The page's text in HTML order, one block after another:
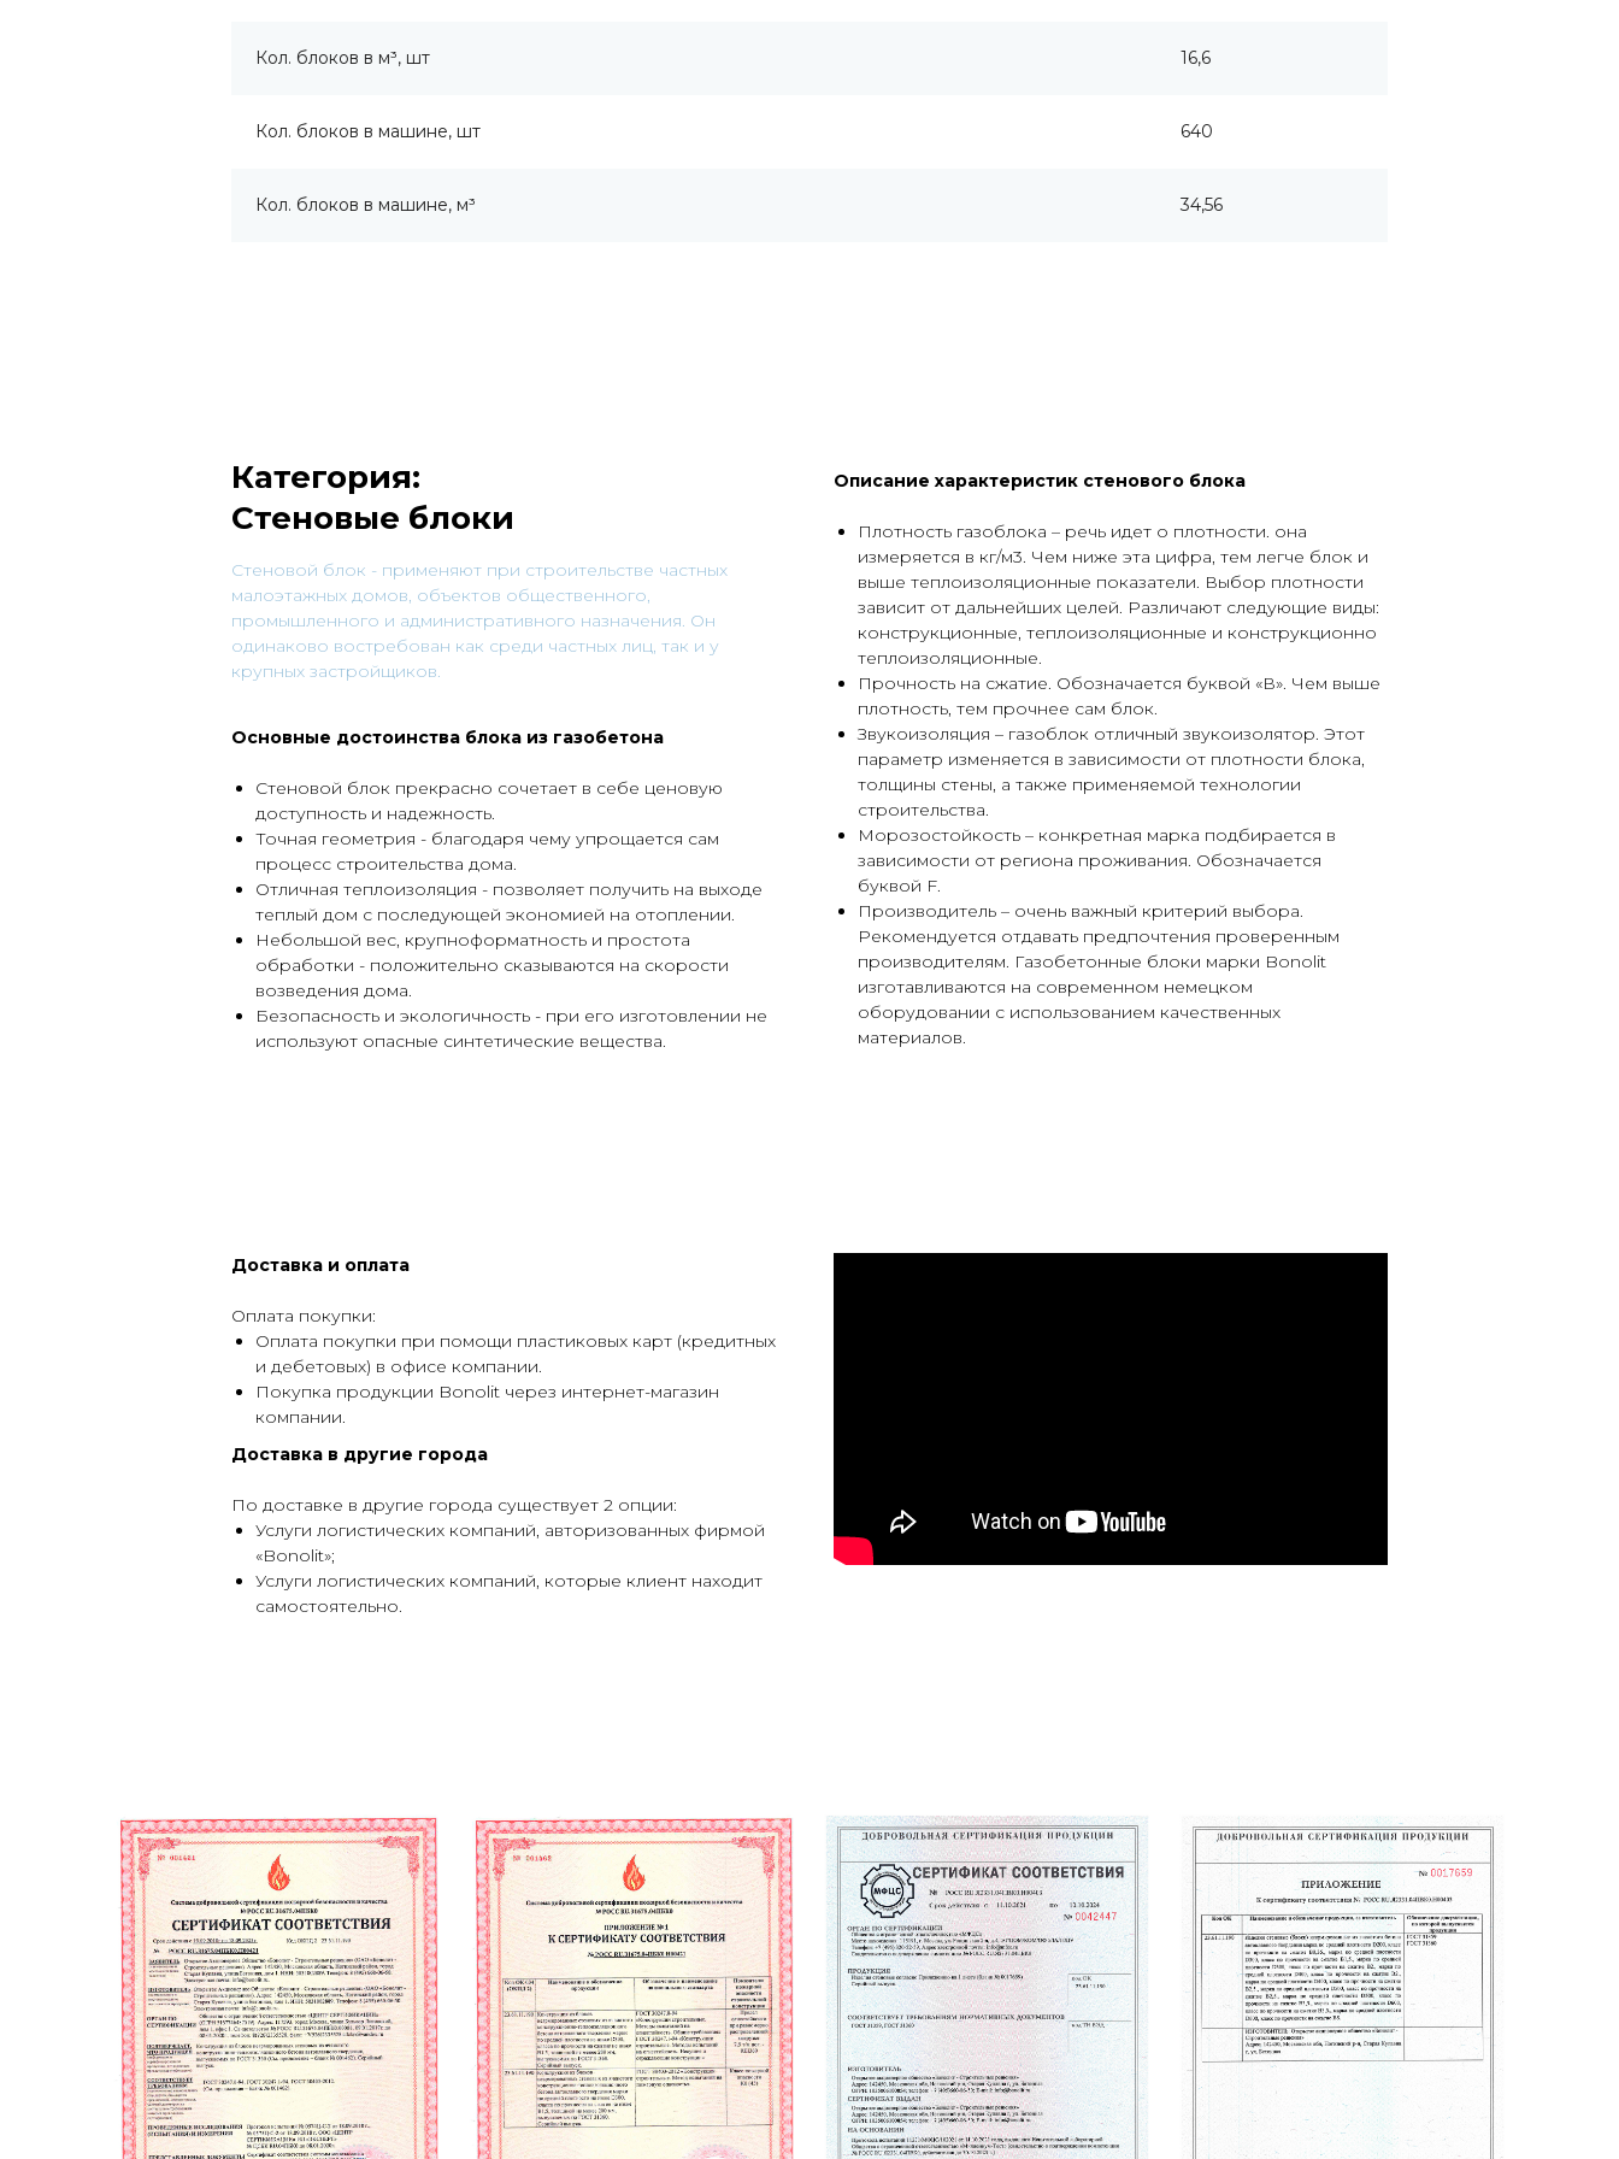
Кол. блоков в м³, шт 16,6
Кол. блоков в машине, шт 640
Кол. блоков в машине, м³ 34,56
Категория:
Стеновые блоки
Cтеновой блок - применяют при строительстве частных
малоэтажных домов, объектов общественного,
промышленного и административного назначения. Он
одинаково востребован как среди частных лиц, так и у
крупных застройщиков.
Основные достоинства блока из газобетона
Стеновой блок прекрасно сочетает в себе ценовую
доступность и надежность.
Точная геометрия - благодаря чему упрощается сам
процесс строительства дома.
Отличная теплоизоляция - позволяет получить на выходе
теплый дом с последующей экономией на отоплении.
Небольшой вес, крупноформатность и простота
обработки - положительно сказываются на скорости
возведения дома.
Безопасность и экологичность - при его изготовлении не
используют опасные синтетические вещества.
Описание характеристик стенового блока
Плотность газоблока – речь идет о плотности. она
измеряется в кг/м3. Чем ниже эта цифра, тем легче блок и
выше теплоизоляционные показатели. Выбор плотности
зависит от дальнейших целей. Различают следующие виды:
конструкционные, теплоизоляционные и конструкционно
теплоизоляционные.
Прочность на сжатие. Обозначается буквой «В». Чем выше
плотность, тем прочнее сам блок.
Звукоизоляция – газоблок отличный звукоизолятор. Этот
параметр изменяется в зависимости от плотности блока,
толщины стены, а также применяемой технологии
строительства.
Морозостойкость – конкретная марка подбирается в
зависимости от региона проживания. Обозначается
буквой F.
Производитель – очень важный критерий выбора.
Рекомендуется отдавать предпочтения проверенным
производителям. Газобетонные блоки марки Bonolit
изготавливаются на современном немецком
оборудовании с использованием качественных
материалов.
Доставка и оплата
Оплата покупки:
Оплата покупки при помощи пластиковых карт (кредитных
и дебетовых) в офисе компании.
Покупка продукции Bonolit через интернет-магазин
компании.
Доставка в другие города
По доставке в другие города существует 2 опции:
Услуги логистических компаний, авторизованных фирмой
«Bonolit»;
Услуги логистических компаний, которые клиент находит
самостоятельно.